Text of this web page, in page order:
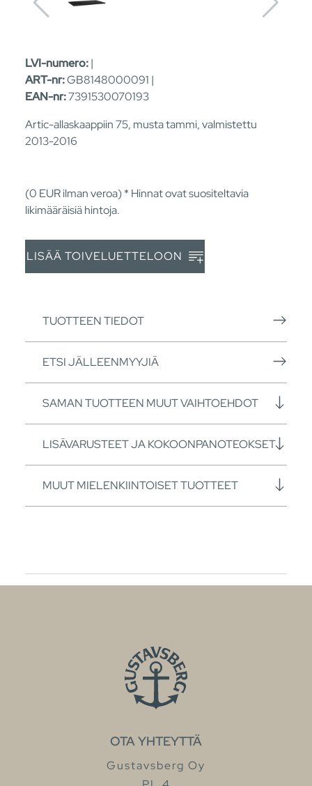
LVI-numero:|
ART-nr:GB8148000091 |
EAN-nr:7391530070193
Artic-allaskaappiin 75, musta tammi, valmistettu
2013-2016
(0 EURilman veroa) * Hinnat ovat suositeltavia
likimääräisiä hintoja.
LISÄÄ TOIVELUETTELOON
TUOTTEEN TIEDOT
ETSI JÄLLEENMYYJIÄ
SAMAN TUOTTEEN MUUT VAIHTOEHDOT
LISÄVARUSTEET JA KOKOONPANOTEOKSET
MUUT MIELENKIINTOISET TUOTTEET
OTA YHTEYTTÄ
Gustavsberg Oy